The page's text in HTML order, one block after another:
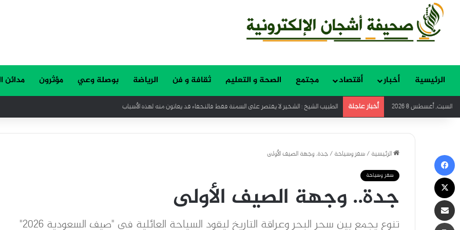
الرئيسية أخبار أقتصاد مجتمع الصحة و التعليم ثقافة و فن الرياضة بوصلة وعي مؤثرون مدائن
السبت, أغسطس 8 2026 أخبار عاجلة الطبيب الشيخ : الشخير لا يقتصر على السمنة فقط فالنحفاء قد يعانون منه لهذه الأسباب
الرئيسية/سفر وسياحة/جدة.. وجهة الصيف الأولى
سفر وسياحة
جدة.. وجهة الصيف الأولى
تنوع يجمع بين سحر البحر وعراقة التاريخ ليقود السياحة العائلية في "صيف السعودية 2026"